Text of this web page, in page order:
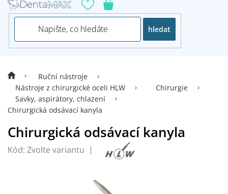
hledat
Ruční nástroje
Nástroje z chirurgické oceli HLW
Chirurgie
Savky, aspirátory, chlazení
Chirurgická odsávací kanyla
Chirurgická odsávací kanyla
Kód: Zvolte variantu